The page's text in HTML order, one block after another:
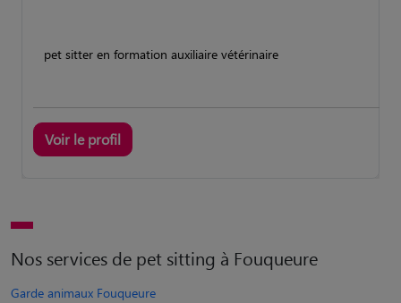
pet sitter en formation auxiliaire vétérinaire
Voir le profil
Nos services de pet sitting à Fouqueure
Garde animaux Fouqueure